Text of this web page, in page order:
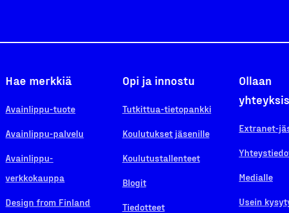
Hae merkkiä
Avainlippu-tuote
Avainlippu-palvelu
Avainlippu-
verkkokauppa
Design from Finland
Opi ja innostu
Tutkittua-tietopankki
Koulutukset jäsenille
Koulutustallenteet
Blogit
Tiedotteet
Ollaan
Extranet-
Medialle
Usein